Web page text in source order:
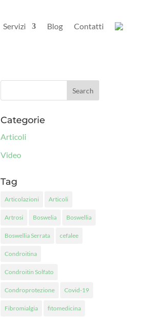
Servizi Blog Contatti
Categorie
Articoli
Video
Tag
Articolazioni Articoli
Artrosi Boswelia Boswellia
Boswellia Serrata cefalee
Condroitina
Condroitin Solfato
Condroprotezione Covid-19
Fibromialgia fitomedicina